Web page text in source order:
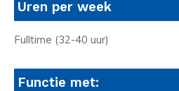
Uren per week
Fulltime (32-40 uur)
Functie met: